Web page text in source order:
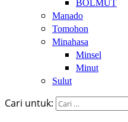
BOLMUT
Manado
Tomohon
Minahasa
Minsel
Minut
Sulut
Cari untuk: